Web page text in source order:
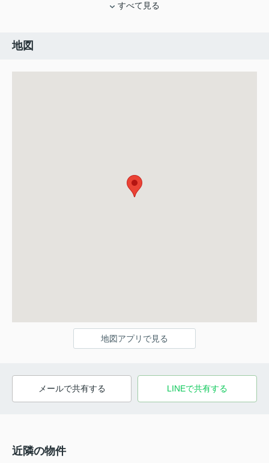
すべて見る
地図
地図アプリで見る
メールで共有する LINEで共有する
近隣の物件